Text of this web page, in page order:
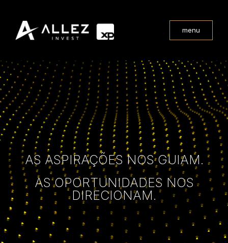
menu
AS ASPIRAÇÕES NOS GUIAM.
AS OPORTUNIDADES NOS
DIRECIONAM.